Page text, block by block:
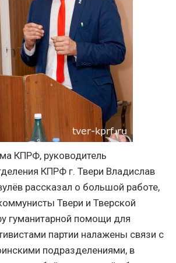
КПРФ, руководитель
КПРФ г. Твери Владислав
рассказал о большой работе,
Твери и Тверской
гуманитарной помощи для
партии налажены связи с
подразделениями, в